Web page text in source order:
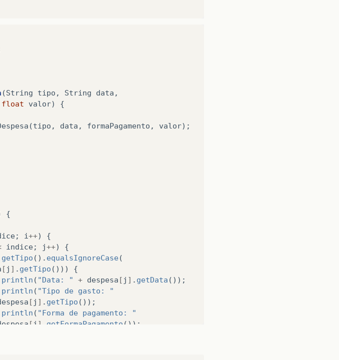
(String tipo , String data ,
float valor)
{
(tipo , data , formaPagamento , valor);
{
; i++)
{
indice; j++)
{
getTipo (). equalsIgnoreCase(
[ j ] . getTipo ()))
{
println ( "Data: " + despesa [ j ] . getData ());
println ( "Tipo de gasto: "
[ j ] . getTipo ());
println ( "Forma de pagamento: "
[ j ] getFormaPagamento ());